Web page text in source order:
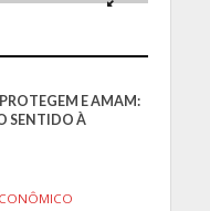
E AMAM:
SENTIDO À